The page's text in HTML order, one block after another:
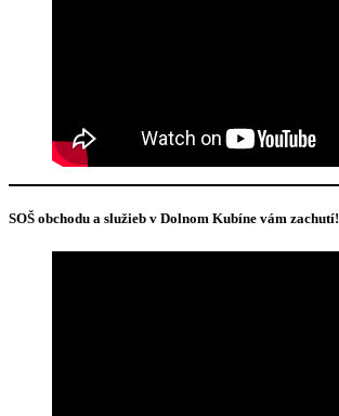
SOŠ obchodu a služieb v Dolnom Kubíne vám zachutí!